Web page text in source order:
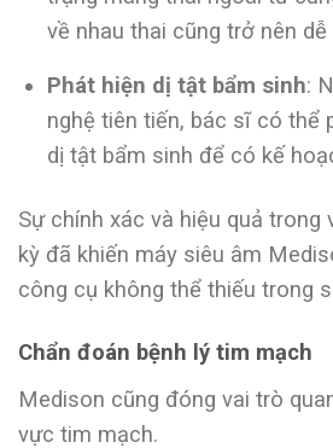
về nhau thai cũng trở nên dễ
Phát hiện dị tật bẩm sinh:
nghệ tiên tiến, bác sĩ có thể
dị tật bẩm sinh để có kế
Sự chính xác và hiệu quả trong
kỳ đã khiến máy siêu âm
công cụ không thể thiếu trong
Chẩn đoán bệnh lý tim mạch
Medison cũng đóng vai trò
vực tim mạch.